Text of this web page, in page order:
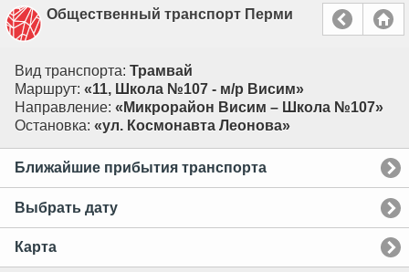
Общественный транспорт Перми
Вид транспорта: Трамвай
Маршрут: «11, Школа №107 - м/р Висим»
Направление: «Микрорайон Висим – Школа №107»
Остановка: «ул. Космонавта Леонова»
Ближайшие прибытия транспорта
Выбрать дату
Карта